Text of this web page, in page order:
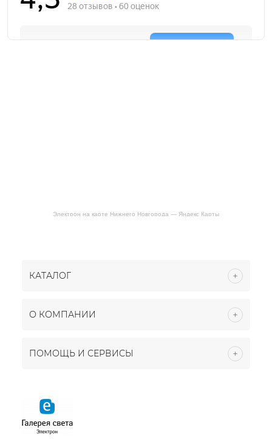
Электрон на карте Нижнего Новгорода — Яндекс Карты
КАТАЛОГ
О КОМПАНИИ
ПОМОЩЬ И СЕРВИСЫ